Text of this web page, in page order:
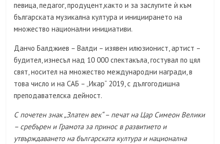
певица, педагог, продуцент,както и за заслугите ѝ към
българската музикална култура и инициирането на
множество национални инициативи.
Данчо Балджиев – Валди – изявен илюзионист, артист –
будител, изнесъл над 10 000 спектакъла, гостувал по цял
свят, носител на множество международни награди, в
това число и на САБ – „Икар“ 2019, с дългогодишна
преподавателска дейност.
С почетен знак „Златен век“ – печат на Цар Симеон Велики
– сребърен и Грамота за принос в развитието и
утвърждаването на българската култура и национална